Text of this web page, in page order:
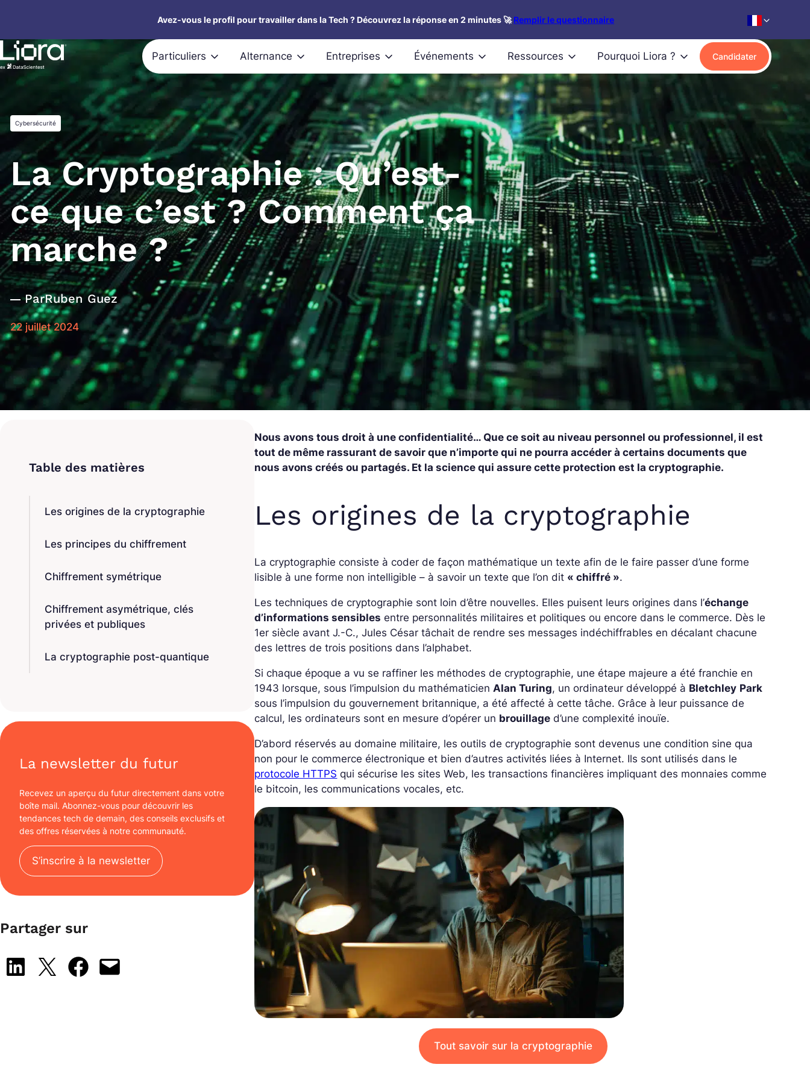
contenu
Avez-vous le profil pour travailler dans la Tech ? Découvrez la réponse en 2 minutes 🚀Remplir le questionnaire
Particuliers Alternance Entreprises Événements Ressources Pourquoi Liora ? Candidater
Cybersécurité
La Cryptographie : Qu’est-
ce que c’est ? Comment ça
marche ?
ParRuben Guez
22 juillet 2024
Les origines de la cryptographie
Les principes du chiffrement
Chiffrement symétrique
Chiffrement asymétrique, clés
privées et publiques
La cryptographie post-quantique
La newsletter du futur
Recevez un aperçu du futur directement dans votre
boîte mail. Abonnez-vous pour découvrir les
tendances tech de demain, des conseils exclusifs et
des offres réservées à notre communauté.
S’inscrire à la newsletter
Partager sur
Share on LinkedIn
Share on X Share on Facebook
Email this Page
Nous avons tous droit à une confidentialité… Que ce soit au niveau personnel ou professionnel, il est
tout de même rassurant de savoir que n’importe qui ne pourra accéder à certains documents que
nous avons créés ou partagés. Et la science qui assure cette protection est la cryptographie.
Les origines de la cryptographie
La cryptographie consiste à coder de façon mathématique un texte afin de le faire passer d’une forme
lisible à une forme non intelligible – à savoir un texte que l’on dit « chiffré ».
Les techniques de cryptographie sont loin d’être nouvelles. Elles puisent leurs origines dans l’échange
d’informations sensibles entre personnalités militaires et politiques ou encore dans le commerce. Dès le
1er siècle avant J.-C., Jules César tâchait de rendre ses messages indéchiffrables en décalant chacune
des lettres de trois positions dans l’alphabet.
Si chaque époque a vu se raffiner les méthodes de cryptographie, une étape majeure a été franchie en
1943 lorsque, sous l’impulsion du mathématicienAlan Turing, un ordinateur développé à Bletchley Park
sous l’impulsion du gouvernement britannique, a été affecté à cette tâche. Grâce à leur puissance de
calcul, les ordinateurs sont en mesure d’opérer un brouillage d’une complexité inouïe.
D’abord réservés au domaine militaire, les outils de cryptographie sont devenus une condition sine qua
non pour le commerce électronique et bien d’autres activités liées à Internet. Ils sont utilisés dans le
protocole HTTPS qui sécurise les sites Web, les transactions financières impliquant des monnaies comme
le bitcoin, les communications vocales, etc.
Tout savoir sur la cryptographie